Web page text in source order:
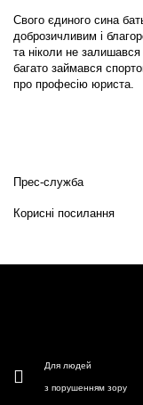
Свого єдиного сина
доброзичливим і
та ніколи не
багато займався
про професію юриста.
Прес-служба
Корисні посилання
Для людей
з порушенням зору